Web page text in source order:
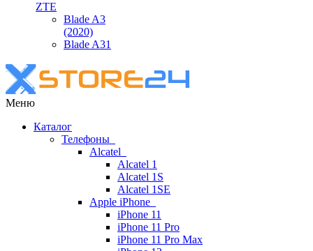
ZTE
Blade A3
(2020)
Blade A31
Меню
Каталог
Телефоны
Alcatel
Alcatel 1
Alcatel 1S
Alcatel 1SE
Apple iPhone
iPhone 11
iPhone 11 Pro
iPhone 11 Pro Max